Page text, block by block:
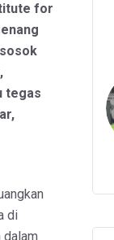
for
tegas
di
dalam